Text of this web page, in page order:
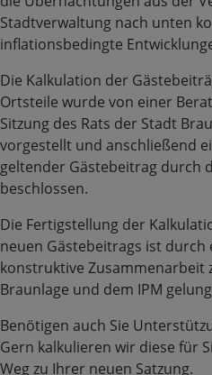
Stadtverwaltung nach unten
inflationsbedingte
Die Kalkulation der
Ortsteile wurde von einer
Sitzung des Rats der Stadt
vorgestellt und anschließend
geltender Gästebeitrag durch
beschlossen.
Die Fertigstellung der
neuen Gästebeitrags ist durch
konstruktive Zusammenarbeit
Braunlage und dem IPM
Benötigen auch Sie
Gern kalkulieren wir diese für
Weg zu Ihrer neuen Satzung.